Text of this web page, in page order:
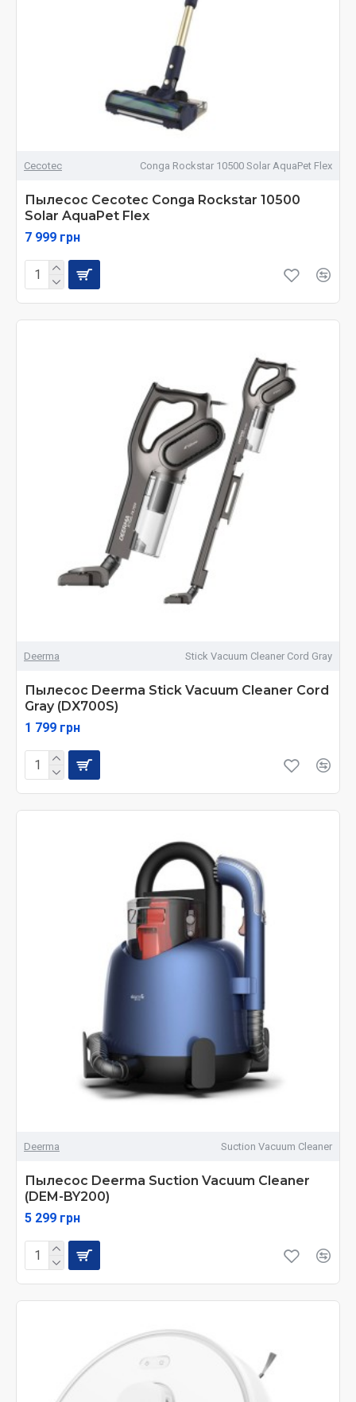
Cecotec Conga Rockstar 10500 Solar AquaPet Flex
Пылесос Cecotec Conga Rockstar 10500
Solar AquaPet Flex
7 999 грн
Deerma Stick Vacuum Cleaner Cord Gray
Пылесос Deerma Stick Vacuum Cleaner Cord
Gray (DX700S)
1 799 грн
Deerma Suction Vacuum Cleaner
Пылесос Deerma Suction Vacuum Cleaner
(DEM-BY200)
5 299 грн